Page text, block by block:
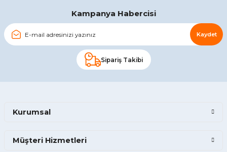
Gönder
Kampanya Habercisi
Kaydet
Sipariş Takibi
Kurumsal
Müşteri Hizmetleri